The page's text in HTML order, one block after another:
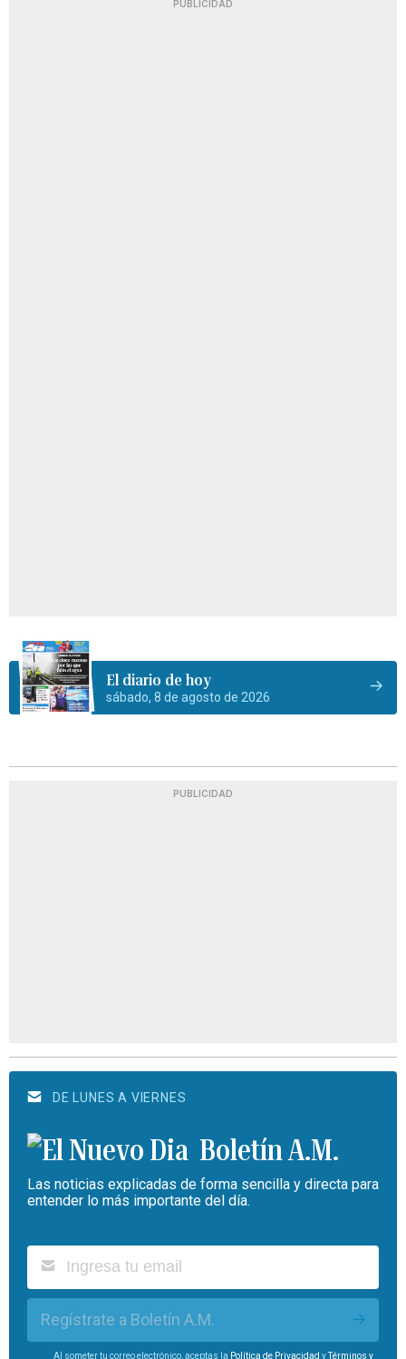
PUBLICIDAD
El diario de hoy
sábado, 8 de agosto de 2026
PUBLICIDAD
DE LUNES A VIERNES
Boletín A.M.
Las noticias explicadas de forma sencilla y directa para
entender lo más importante del día.
Regístrate a Boletín A.M.
Al someter tu correo electrónico, aceptas la Política de Privacidad yTérminos y